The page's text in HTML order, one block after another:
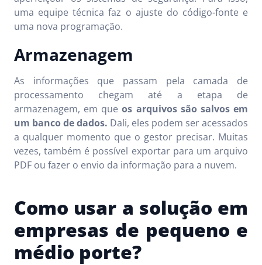
uma equipe técnica faz o ajuste do código-fonte e
uma nova programação.
Armazenagem
As informações que passam pela camada de
processamento chegam até a etapa de
armazenagem, em que os arquivos são salvos em
um banco de dados. Dali, eles podem ser acessados
a qualquer momento que o gestor precisar. Muitas
vezes, também é possível exportar para um arquivo
PDF ou fazer o envio da informação para a nuvem.
Como usar a solução em
empresas de pequeno e
médio porte?